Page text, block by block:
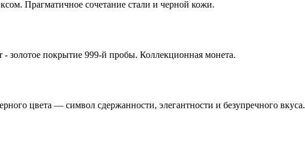
Прагматичное сочетание стали и черной кожи.
золотое покрытие 999-й пробы. Коллекционная монета.
цвета — символ сдержанности, элегантности и безупречного вкуса.